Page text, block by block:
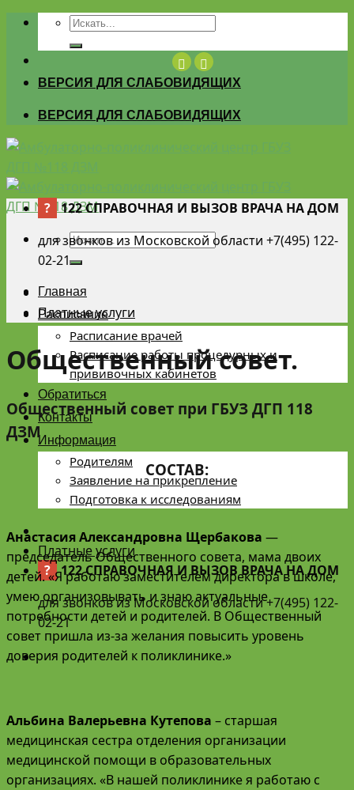
Skip
content
ВЕРСИЯ ДЛЯ СЛАБОВИДЯЩИХ
ВЕРСИЯ ДЛЯ СЛАБОВИДЯЩИХ
Главная
Расписание
Расписание врачей
Расписание работы процедурных и
прививочных кабинетов
Обратиться
Контакты
Информация
Родителям
Заявление на прикрепление
Подготовка к исследованиям
Платные услуги
? 122 СПРАВОЧНАЯ И ВЫЗОВ ВРАЧА НА ДОМ
для звонков из Московской области +7(495) 122-
02-21
? 122 СПРАВОЧНАЯ И ВЫЗОВ ВРАЧА НА ДОМ
для звонков из Московской области +7(495) 122-
02-21
Платные услуги
Общественный совет.
Общественный совет при ГБУЗ ДГП 118
ДЗМ
СОСТАВ:
Анастасия Александровна Щербакова —
председатель Общественного совета, мама двоих
детей. «Я работаю заместителем директора в школе,
умею организовывать и знаю актуальные
потребности детей и родителей. В Общественный
совет пришла из-за желания повысить уровень
доверия родителей к поликлинике.»
Альбина Валерьевна Кутепова – старшая
медицинская сестра отделения организации
медицинской помощи в образовательных
организациях. «В нашей поликлинике я работаю с